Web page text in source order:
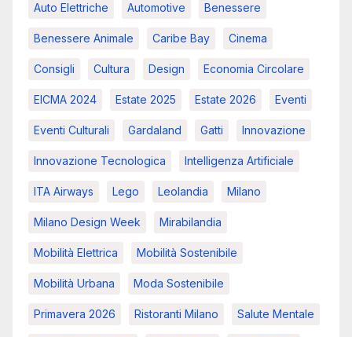
Auto Elettriche Automotive Benessere
Benessere Animale Caribe Bay Cinema
Consigli Cultura Design Economia Circolare
EICMA 2024 Estate 2025 Estate 2026 Eventi
Eventi Culturali Gardaland Gatti Innovazione
Innovazione Tecnologica Intelligenza Artificiale
ITA Airways Lego Leolandia Milano
Milano Design Week Mirabilandia
Mobilità Elettrica Mobilità Sostenibile
Mobilità Urbana Moda Sostenibile
Primavera 2026 Ristoranti Milano Salute Mentale